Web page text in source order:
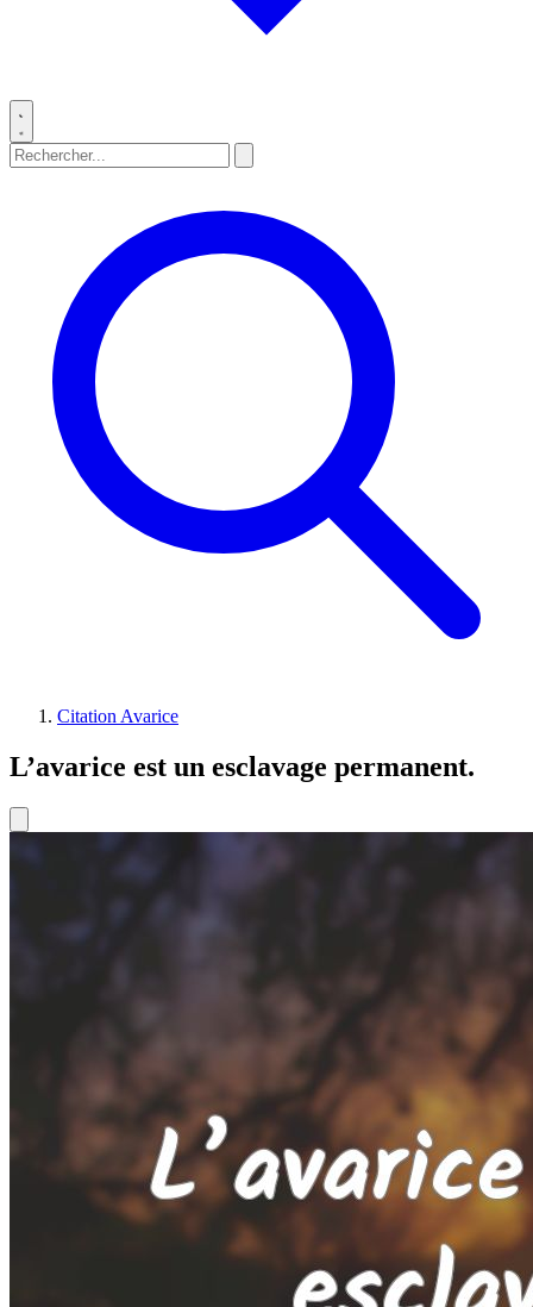
Citation Avarice
L’avarice est un esclavage permanent.